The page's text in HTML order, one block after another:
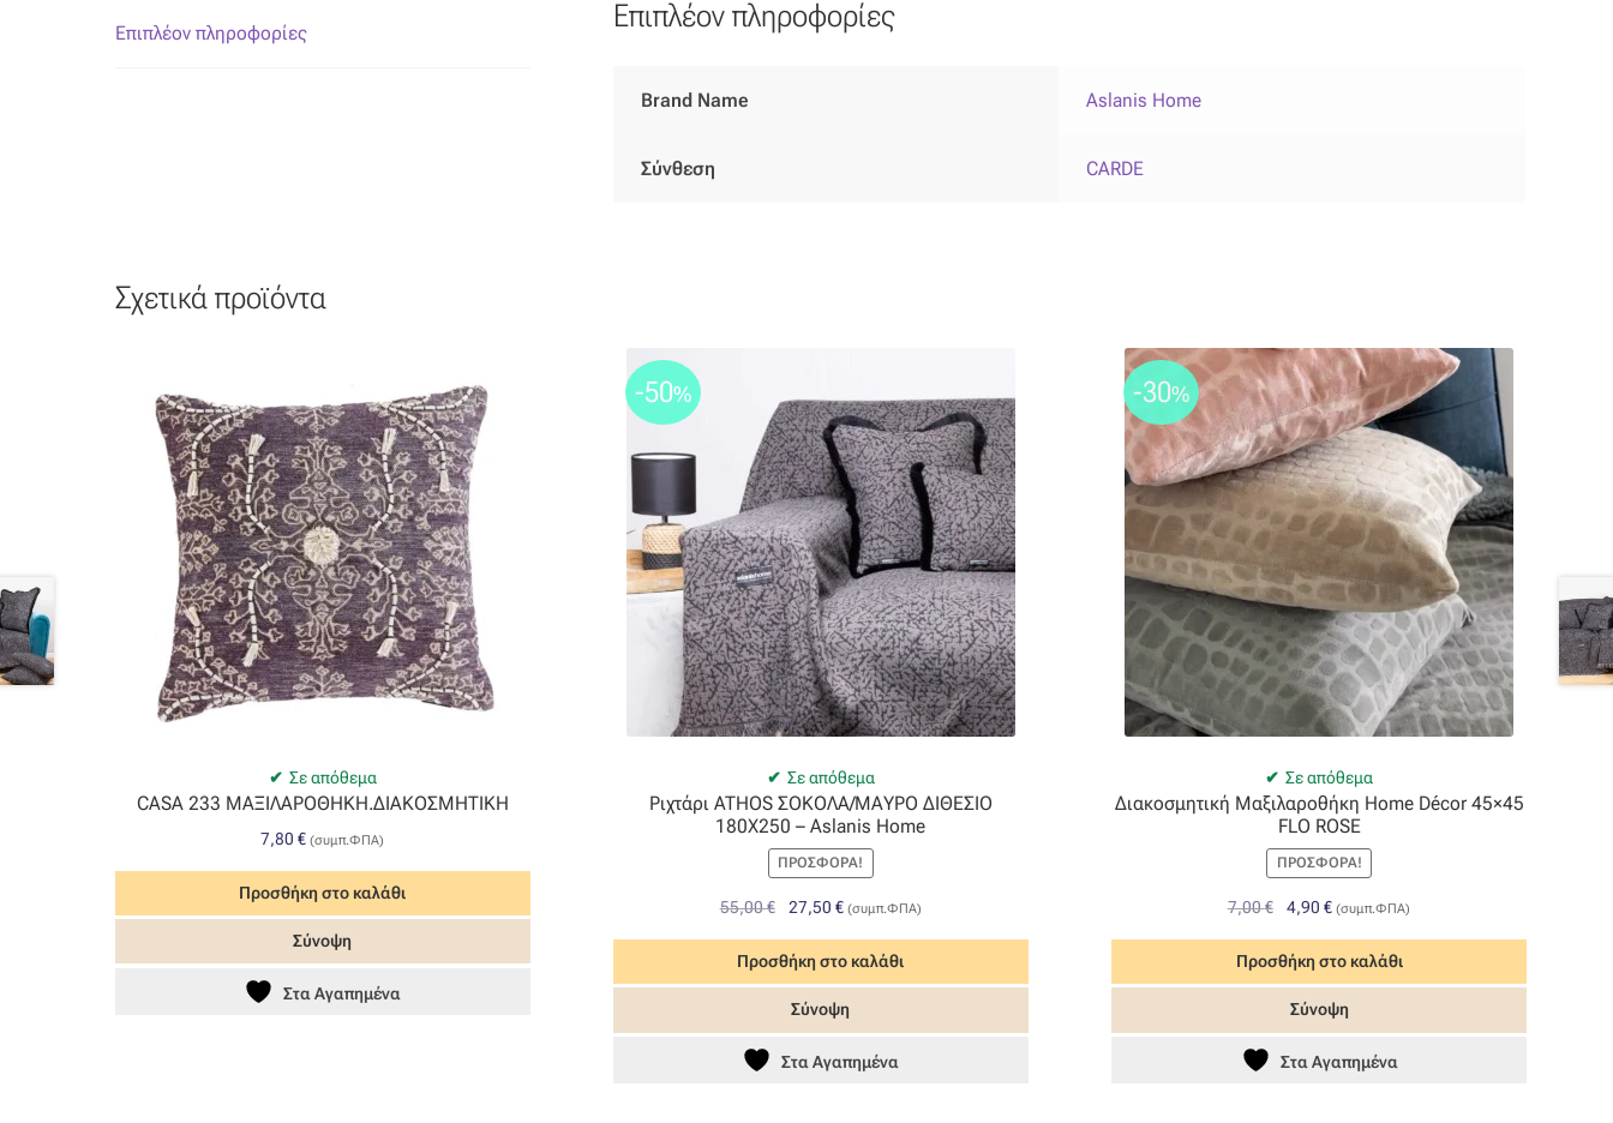
Επιπλέον πληροφορίες Επιπλέον πληροφορίες
Brand Name Aslanis Home
Σύνθεση CARDE
Σχετικά προϊόντα
Σε απόθεμα
CASA 233 ΜΑΞΙΛΑΡΟΘΗΚΗ.ΔΙΑΚΟΣΜΗΤΙΚΗ
7,80€ (συμπ.ΦΠΑ)
Προσθήκη στο καλάθι
Σύνοψη
Στα Αγαπημένα
Σε απόθεμα
-50%
Ριχτάρι ATHOS ΣΟΚΟΛΑ/ΜΑΥΡΟ ΔΙΘΕΣΙΟ
180Χ250 – Aslanis Home
ΠΡΟΣΦΟΡΆ!
55,00€
Original
was:
55,00 €.
27,50€Η
τιμή
είναι:
27,50 €.
(συμπ.ΦΠΑ)
Προσθήκη στο καλάθι
Σύνοψη
Στα Αγαπημένα
Σε απόθεμα
-30%
Διακοσμητική Μαξιλαροθήκη Home Décor 45×45
FLO ROSE
ΠΡΟΣΦΟΡΆ!
7,00€
Original
was:
7,00 €.
4,90€Η
τιμή
είναι:
4,90 €.
(συμπ.ΦΠΑ)
Προσθήκη στο καλάθι
Σύνοψη
Στα Αγαπημένα